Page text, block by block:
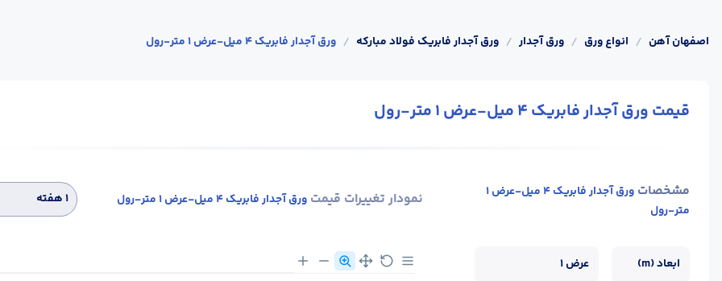
اصفهان آهن / انواع ورق / ورق آجدار / ورق آجدار فابریک فولاد مبارکه / ورق آجدار فابریک 4 میل-عرض 1 متر-رول
قیمت ورق آجدار فابریک 4 میل-عرض 1 متر-رول
مشخصات
ورق آجدار فابریک 4 میل-عرض 1
متر-رول
ابعاد (m) عرض 1
نمودار تغییرات قیمت ورق آجدار فابریک 4 میل-عرض 1 متر-رول ۱ هفته